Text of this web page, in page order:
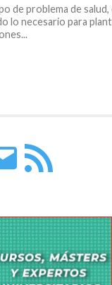
de problema de
lo necesario para
Feed
RSS